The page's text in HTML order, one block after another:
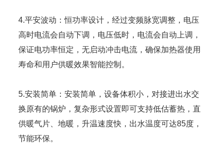
4.平安波动：恒功率设计，经过变频脉宽调整，电压
高时电流会自动下调，电压低时，电流会自动上调，
保证电功率恒定，无启动冲击电流，确保加热器使用
寿命和用户供暖效果智能控制。
5.安装简单：安装简单，设备体积小，对接进出水交
换原有的锅炉，复杂形式设置即可支持低估蓄热，直
供暖气片、地暖，升温速度快，出水温度可达85度，
节能环保。